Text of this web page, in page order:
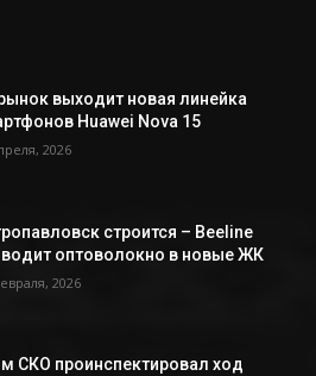
выходит новая линейка
Huawei Nova 15
2026
строится – Beeline
оптоволокно в новые ЖК
2026
СКО проинспектировал ход